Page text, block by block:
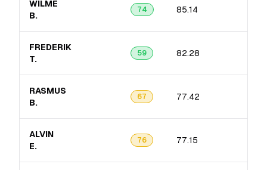
WILME
B.
74 85.14
FREDERIK
T.
59 82.28
RASMUS
B.
67 77.42
ALVIN
E.
76 77.15